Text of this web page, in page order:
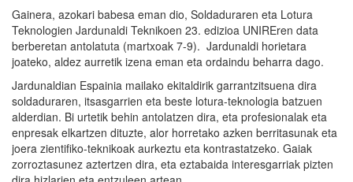
Gainera, azokari babesa eman dio, Soldaduraren eta Lotura
Teknologien Jardunaldi Teknikoen 23. edizioa UNIREren data
berberetan antolatuta (martxoak 7-9). Jardunaldi horietara
joateko, aldez aurretik izena eman eta ordaindu beharra dago.
Jardunaldian Espainia mailako ekitaldirik garrantzitsuena dira
soldaduraren, itsasgarrien eta beste lotura-teknologia batzuen
alderdian. Bi urtetik behin antolatzen dira, eta profesionalak eta
enpresak elkartzen dituzte, alor horretako azken berritasunak eta
joera zientifiko-teknikoak aurkeztu eta kontrastatzeko. Gaiak
zorroztasunez aztertzen dira, eta eztabaida interesgarriak pizten